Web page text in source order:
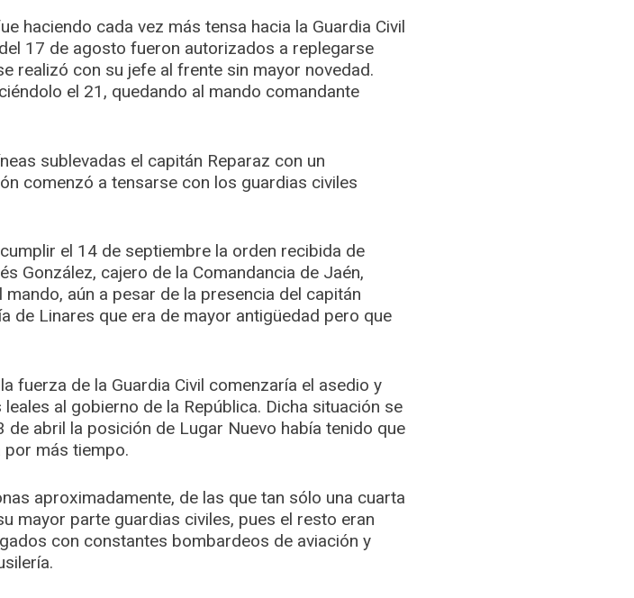
haciendo cada vez más tensa hacia la Guardia Civil
17 de agosto fueron autorizados a replegarse
realizó con su jefe al frente sin mayor novedad.
el 21, quedando al mando comandante
sublevadas el capitán Reparaz con un
comenzó a tensarse con los guardias civiles
el 14 de septiembre la orden recibida de
González, cajero de la Comandancia de Jaén,
aún a pesar de la presencia del capitán
de Linares que era de mayor antigüedad pero que
fuerza de la Guardia Civil comenzaría el asedio y
al gobierno de la República. Dicha situación se
abril la posición de Lugar Nuevo había tenido que
más tiempo.
aproximadamente, de las que tan sólo una cuarta
mayor parte guardias civiles, pues el resto eran
con constantes bombardeos de aviación y